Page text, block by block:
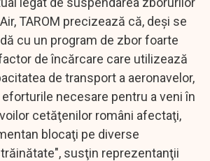
TAROM precizează că, deşi se
cu un program de zbor foarte
de încărcare care utilizează
de transport a aeronavelor,
necesare pentru a veni în
cetăţenilor români afectaţi,
blocaţi pe diverse
susţin reprezentanţii